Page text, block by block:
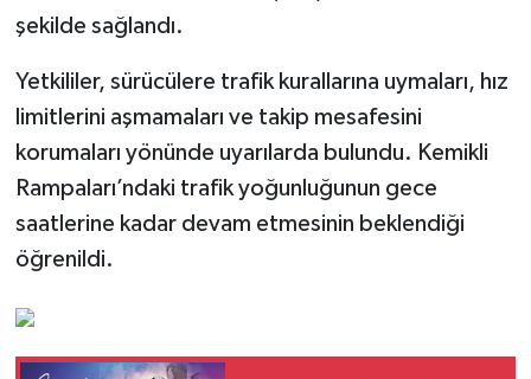
şekilde sağlandı.
Yetkililer, sürücülere trafik kurallarına uymaları, hız
limitlerini aşmamaları ve takip mesafesini
korumaları yönünde uyarılarda bulundu. Kemikli
Rampaları’ndaki trafik yoğunluğunun gece
saatlerine kadar devam etmesinin beklendiği
öğrenildi.